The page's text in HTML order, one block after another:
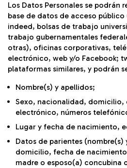
Los Datos Personales se podrán
base de datos de acceso
indeed, bolsas de trabajo
trabajo gubernamentales
otras), oficinas corporativas,
electrónico, web y/o Facebook;
plataformas similares, y podrán
Nombre(s) y apellidos;
Sexo, nacionalidad, domicilio,
electrónico, números
Lugar y fecha de nacimiento,
Datos de parientes (nombre(s)
domicilio, fecha de
madre o esposo(a) concubina